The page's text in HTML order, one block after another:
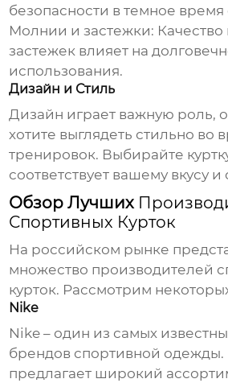
безопасности в темное время
Молнии и застежки:
застежек влияет на
использования.
Дизайн и Стиль
Дизайн играет важную роль,
хотите выглядеть стильно во
тренировок. Выбирайте
соответствует вашему вкусу и
Обзор Лучших
Спортивных Курток
На российском рынке
множество производителей
курток. Рассмотрим
Nike
Nike – один из самых
брендов спортивной одежды.
предлагает широкий